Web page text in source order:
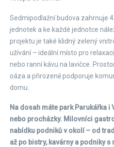
Sedmipodlažní budova zahrnuje
jednotek a ke každé jednotce
projektu je také klidný zelený
užívání – ideální místo pro
nebo ranní kávu na lavičce.
oáza a přirozeně podporuje
domu.
Na dosah máte park Parukářka i
nebo procházky. Milovníci
nabídku podniků v okolí – od
až po bistry, kavárny a podniky